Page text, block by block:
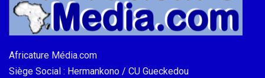
Africature Média.com
Siège Social : Hermankono / CU Gueckedou